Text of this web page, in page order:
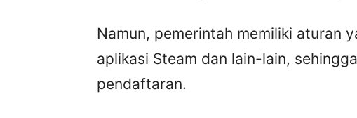
Namun, pemerintah memiliki aturan
aplikasi Steam dan lain-lain,
pendaftaran.